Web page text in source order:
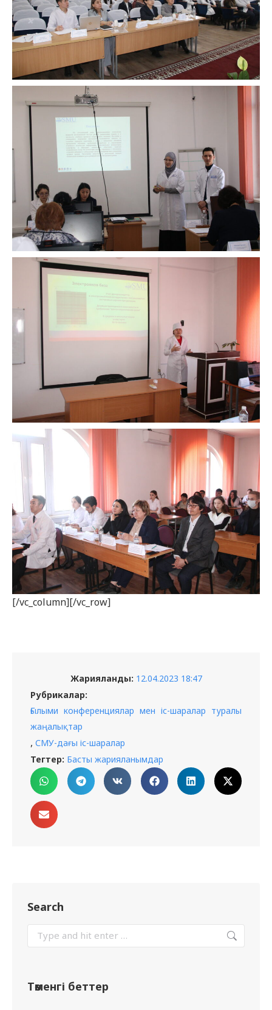
[/vc_column][/vc_row]
Жарияланды: 12.04.2023 18:47
Рубрикалар:
Ғылыми конференциялар мен іс-шаралар туралы
жаңалықтар
, СМУ-дағы іс-шаралар
Тегтер: Басты жарияланымдар
Search
Төменгі беттер